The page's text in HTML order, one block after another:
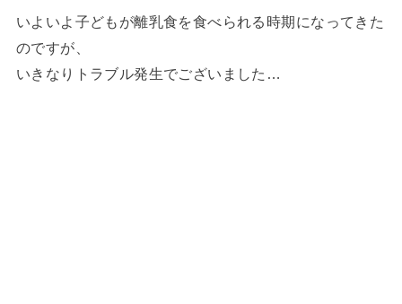
いよいよ子どもが離乳食を食べられる時期になってきた
のですが、
いきなりトラブル発生でございました…